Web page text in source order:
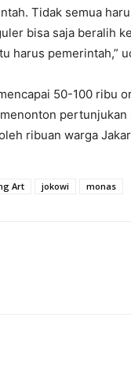
Tidak semua
bisa saja beralih
harus pemerintah,”
50-100 ribu
ribuan warga
Art jokowi monas